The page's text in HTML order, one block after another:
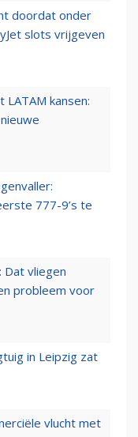
doordat onder
slots vrijgeven
kansen:
777-9’s te
Dat vliegen
probleem voor
in Leipzig zat
vlucht met